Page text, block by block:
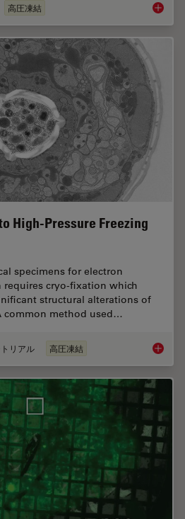
高圧凍結 High-
High-Pressure Freezing
specimens for electron
requires cryo-fixation which
structural alterations of
common method used…
リアル 高圧凍結 Brief